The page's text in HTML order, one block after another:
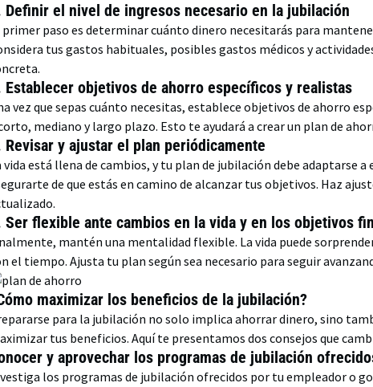
Definir el nivel de ingresos necesario en la jubilación
primer paso es determinar cuánto dinero necesitarás para
tus gastos habituales, posibles gastos médicos y
Establecer objetivos de ahorro específicos y realistas
vez que sepas cuánto necesitas, establece objetivos de ahorro
mediano y largo plazo. Esto te ayudará a crear un plan de
Revisar y ajustar el plan periódicamente
vida está llena de cambios, y tu plan de jubilación debe adaptarse
de que estás en camino de alcanzar tus objetivos. Haz
Ser flexible ante cambios en la vida y en los objetivos
mantén una mentalidad flexible. La vida puede
el tiempo. Ajusta tu plan según sea necesario para seguir
maximizar los beneficios de la jubilación?
para la jubilación no solo implica ahorrar dinero, sino
tus beneficios. Aquí te presentamos dos consejos que
y aprovechar los programas de jubilación
los programas de jubilación ofrecidos por tu empleador o